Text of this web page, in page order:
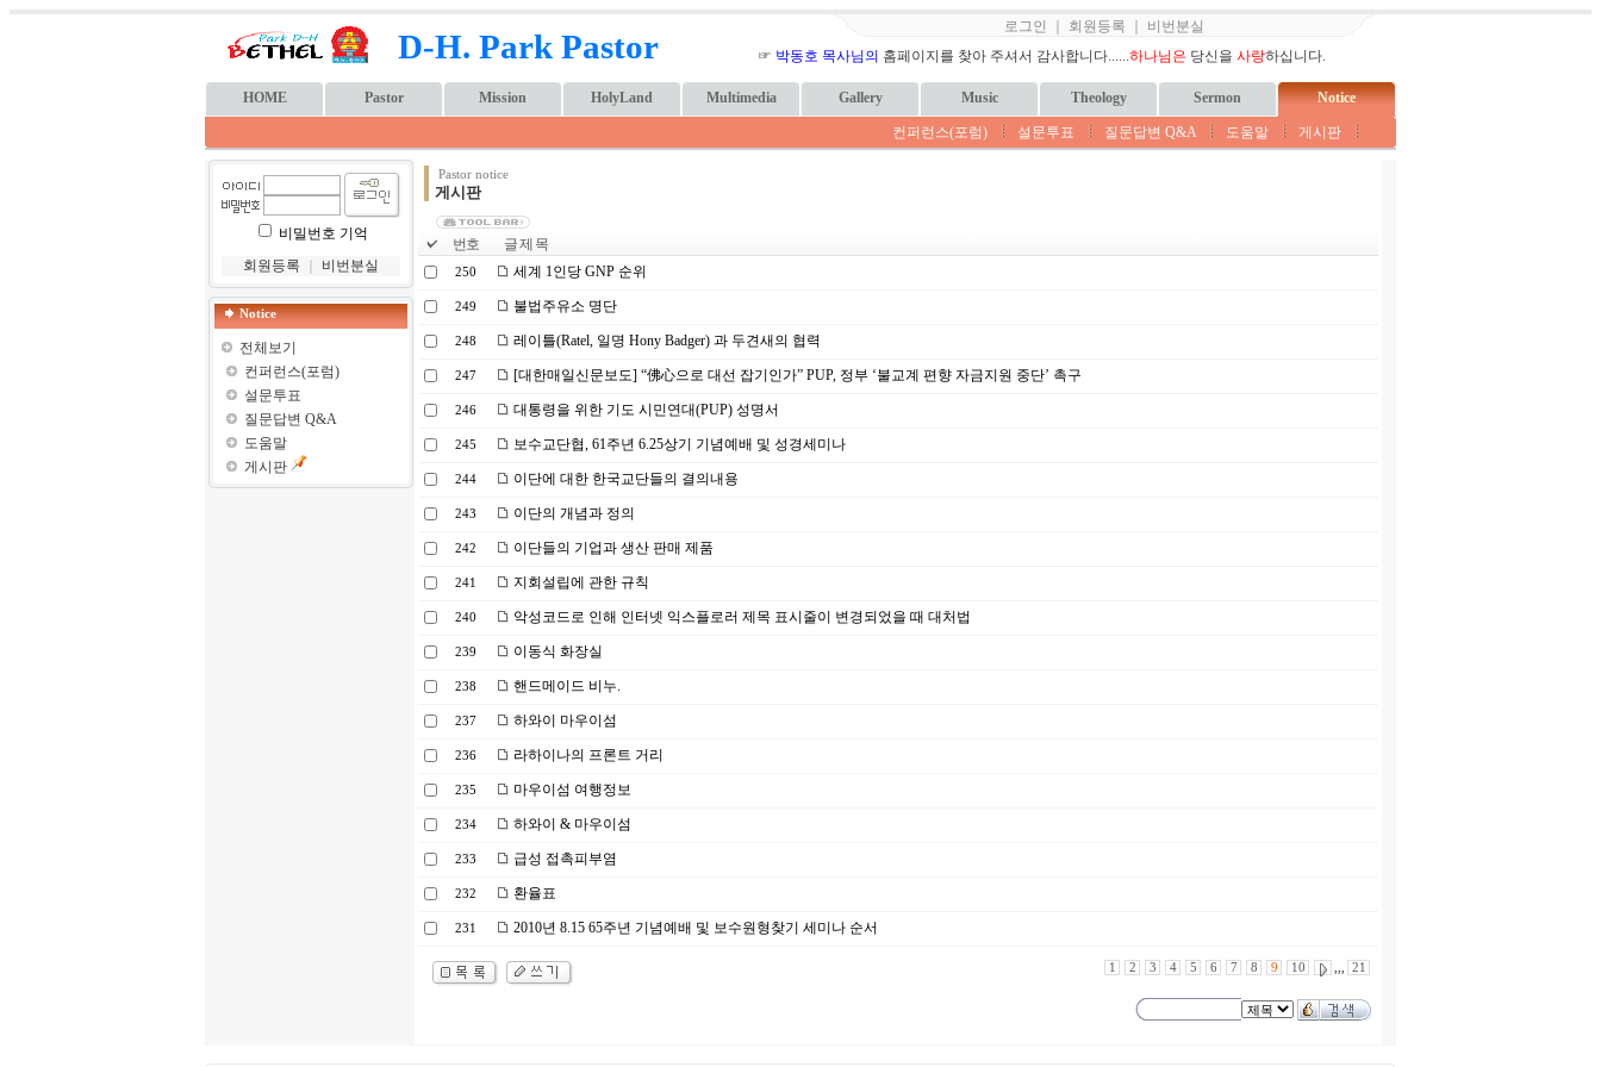
D-H. Park Pastor
로그인 회원등록
비번분실
☞ 박동호 목사님의 홈페이지를 찾아 주셔서 감사합니다......하나님은 당신을 사랑하십니다.
HOME Pastor Mission HolyLand Multimedia Gallery Music Theology Sermon Notice
컨퍼런스(포럼) 설문투표 질문답변 Q&A 도움말 게시판
비밀번호 기억
회원등록
비번분실
Notice
전체보기
컨퍼런스(포럼)
설문투표
질문답변 Q&A
도움말
게시판
Pastor notice
게시판
번호 글 제 목
250 세계 1인당 GNP 순위
249 불법주유소 명단
248 레이틀(Ratel, 일명 Hony Badger) 과 두견새의 협력
247 [대한매일신문보도] “佛心으로 대선 잡기인가” PUP, 정부 ‘불교계 편향 자금지원 중단’ 촉구
246 대통령을 위한 기도 시민연대(PUP) 성명서
245 보수교단협, 61주년 6.25상기 기념예배 및 성경세미나
244 이단에 대한 한국교단들의 결의내용
243 이단의 개념과 정의
242 이단들의 기업과 생산 판매 제품
241 지회설립에 관한 규칙
240 악성코드로 인해 인터넷 익스플로러 제목 표시줄이 변경되었을 때 대처법
239 이동식 화장실
238 핸드메이드 비누.
237 하와이 마우이섬
236 라하이나의 프론트 거리
235 마우이섬 여행정보
234 하와이 & 마우이섬
233 급성 접촉피부염
232 환율표
231 2010년 8.15 65주년 기념예배 및 보수원형찾기 세미나 순서
1 2 3 4 5 6 7 8 9 10 ,,, 21